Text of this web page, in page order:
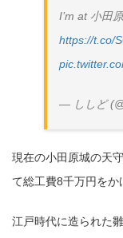
I’m at 小田
https://t.co/
— ししど
現在の小田原城の天
て総工費8千万円をか
江戸時代に造られた